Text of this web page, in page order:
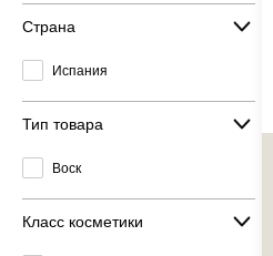
Страна
Испания
Тип товара
Воск
Класс косметики